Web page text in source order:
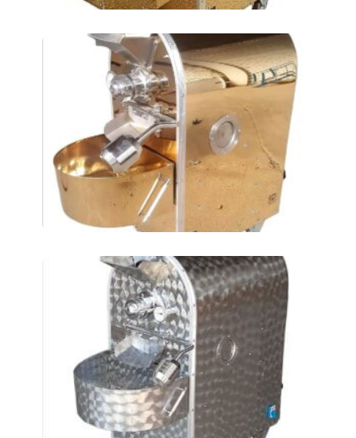
Аппарат для обжарки
нута АТ-8ЛКМ (1 ИНН)
Машины для обжарки
нута AT-4LKM
ЭЛЕКТРИЧЕСКИЙ